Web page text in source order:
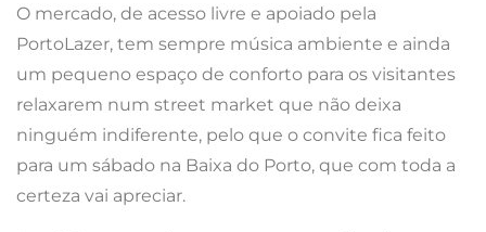
O mercado, de acesso livre e apoiado pela
PortoLazer, tem sempre música ambiente e ainda
um pequeno espaço de conforto para os visitantes
relaxarem num street market que não deixa
ninguém indiferente, pelo que o convite fica feito
para um sábado na Baixa do Porto, que com toda a
certeza vai apreciar.